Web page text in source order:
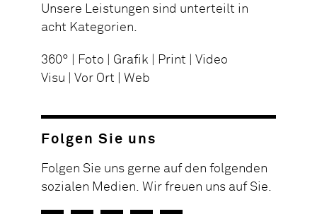
Unsere Leistungen sind unterteilt in
acht Kategorien.
360° | Foto | Grafik | Print | Video
Visu | Vor Ort | Web
Folgen Sie uns
Folgen Sie uns gerne auf den folgenden
sozialen Medien. Wir freuen uns auf Sie.